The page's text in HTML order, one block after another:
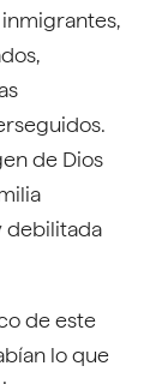
de Dios
debilitada
de este
lo que